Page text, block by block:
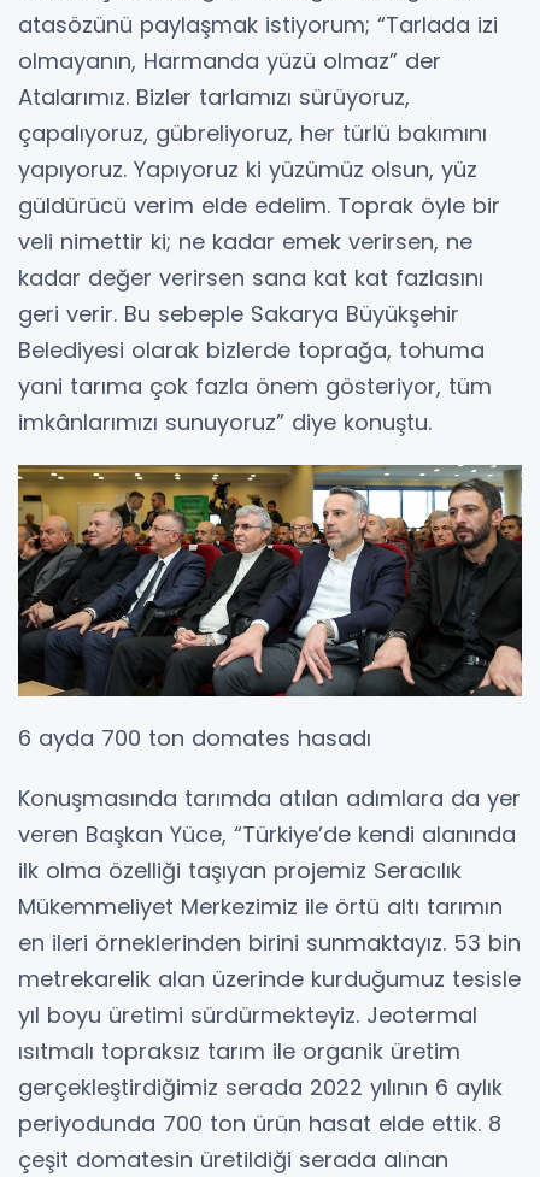
atasözünü paylaşmak istiyorum; “Tarlada izi
olmayanın, Harmanda yüzü olmaz” der
Atalarımız. Bizler tarlamızı sürüyoruz,
çapalıyoruz, gübreliyoruz, her türlü bakımını
yapıyoruz. Yapıyoruz ki yüzümüz olsun, yüz
güldürücü verim elde edelim. Toprak öyle bir
veli nimettir ki; ne kadar emek verirsen, ne
kadar değer verirsen sana kat kat fazlasını
geri verir. Bu sebeple Sakarya Büyükşehir
Belediyesi olarak bizlerde toprağa, tohuma
yani tarıma çok fazla önem gösteriyor, tüm
imkânlarımızı sunuyoruz” diye konuştu.
6 ayda 700 ton domates hasadı
Konuşmasında tarımda atılan adımlara da yer
veren Başkan Yüce, “Türkiye’de kendi alanında
ilk olma özelliği taşıyan projemiz Seracılık
Mükemmeliyet Merkezimiz ile örtü altı tarımın
en ileri örneklerinden birini sunmaktayız. 53 bin
metrekarelik alan üzerinde kurduğumuz tesisle
yıl boyu üretimi sürdürmekteyiz. Jeotermal
ısıtmalı topraksız tarım ile organik üretim
gerçekleştirdiğimiz serada 2022 yılının 6 aylık
periyodunda 700 ton ürün hasat elde ettik. 8
çeşit domatesin üretildiği serada alınan